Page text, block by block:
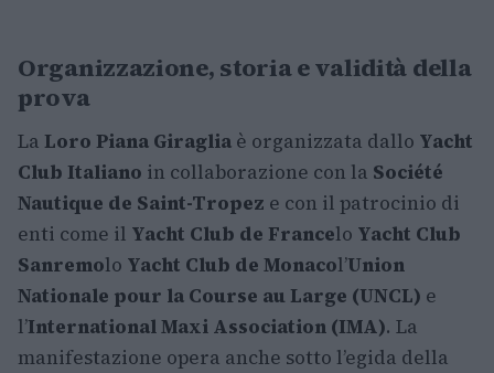
Organizzazione, storia e validità della
prova
La Loro Piana Giraglia è organizzata dallo Yacht
Club Italiano in collaborazione con la Société
Nautique de Saint-Tropez e con il patrocinio di
enti come il Yacht Club de Francelo Yacht Club
Sanremolo Yacht Club de Monacol’Union
Nationale pour la Course au Large (UNCL) e
l’International Maxi Association (IMA). La
manifestazione opera anche sotto l’egida della